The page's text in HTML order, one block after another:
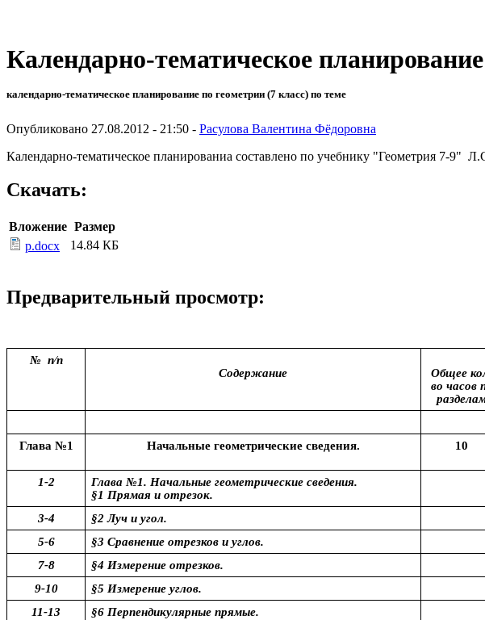
Календарно-тематическое
календарно-тематическое планирование по геометрии (7 класс) по теме
Опубликовано 27.08.2012 - 21:50 - Расулова Валентина Фёдоровна
Календарно-тематическое планированиа составлено по учебнику "Геометрия 7-9"
Скачать:
Вложение Размер
p.docx
14.84 КБ
Предварительный просмотр:
№ п∕п
Содержание
Общее
во часов
Глава №1
Начальные геометрические сведения. 10
1-2
Глава №1. Начальные геометрические сведения.
§1 Прямая и отрезок.
3-4 §2 Луч и угол.
5-6
§3 Сравнение отрезков и углов.
7-8
§4 Измерение отрезков.
9-10
§5 Измерение углов.
11-13
§6 Перпендикулярные прямые.